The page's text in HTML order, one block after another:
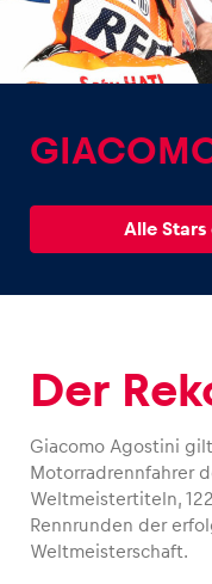
Events
Erlebnisse
Seiten
Alle Stars
Der
Giacomo Agostini
Motorradrennfahrer
Weltmeistertiteln,
Rennrunden der
Weltmeisterschaft.